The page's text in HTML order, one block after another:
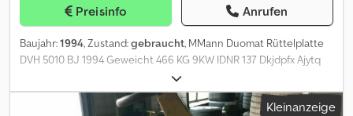
Preisinfo Anrufen
Baujahr:1994, Zustand:gebraucht, MMann Duomat Rüttelplatte
DVH 5010 BJ 1994 Geweicht 466 KG 9KW IDNR 137 Dkjdpfx Ajytq
Iqonker = Weitere Informationen = Farbe: Gelb Leistung: 9 kW (12
PS) Verkaufspreis: € 1.490, US$ 1.733
Kleinanzeige